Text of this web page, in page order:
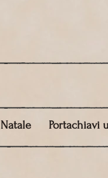
Natale Portachiavi